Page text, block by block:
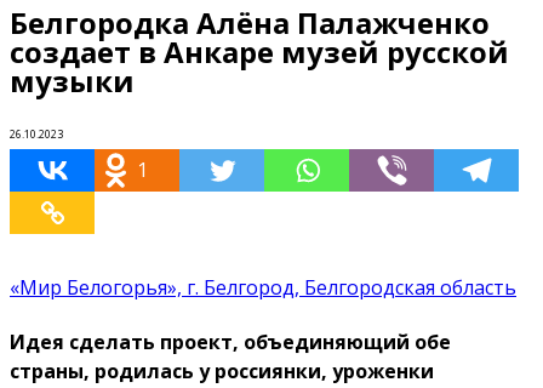
Белгородка Алёна Палажченко
создает в Анкаре музей русской
музыки
26.10.2023
1
«Мир Белогорья», г. Белгород, Белгородская область
Идея сделать проект, объединяющий обе
страны, родилась у россиянки, уроженки